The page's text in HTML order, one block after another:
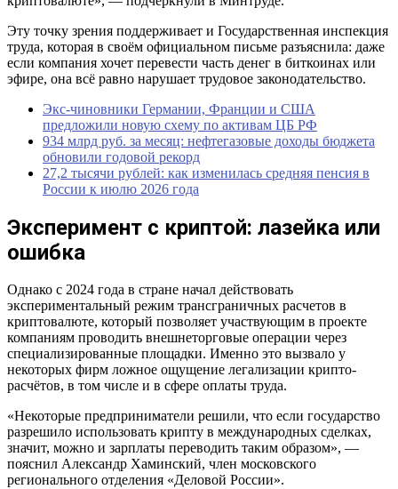
Эту точку зрения поддерживает и Государственная инспекция
труда, которая в своём официальном письме разъяснила: даже
если компания хочет перевести часть денег в биткоинах или
эфире, она всё равно нарушает трудовое законодательство.
Экс-чиновники Германии, Франции и США
предложили новую схему по активам ЦБ РФ
934 млрд руб. за месяц: нефтегазовые доходы бюджета
обновили годовой рекорд
27,2 тысячи рублей: как изменилась средняя пенсия в
России к июлю 2026 года
Эксперимент с криптой: лазейка или
ошибка
Однако с 2024 года в стране начал действовать
экспериментальный режим трансграничных расчетов в
криптовалюте, который позволяет участвующим в проекте
компаниям проводить внешнеторговые операции через
специализированные площадки. Именно это вызвало у
некоторых фирм ложное ощущение легализации крипто-
расчётов, в том числе и в сфере оплаты труда.
«Некоторые предприниматели решили, что если государство
разрешило использовать крипту в международных сделках,
значит, можно и зарплаты переводить таким образом», —
пояснил Александр Хаминский, член московского
регионального отделения «Деловой России».